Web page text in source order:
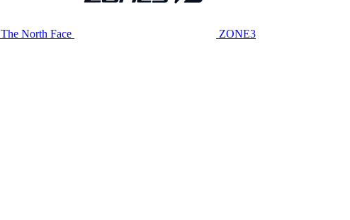
The North Face ZONE3